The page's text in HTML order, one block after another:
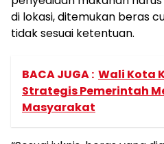
di lokasi, ditemukan beras
tidak sesuai ketentuan.
BACA JUGA : Wali Kota
Strategis Pemerintah
Masyarakat